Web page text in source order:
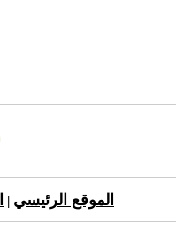
الموقع الرئيسي